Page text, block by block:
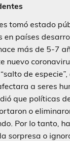
tomó estado
en países
más de 5-7
nuevo
de
a seres
que políticas
o
Por lo tanto,
sorpresa o